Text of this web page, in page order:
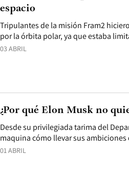
03 ABRIL
Tripulantes de la misión Fram2
por la órbita polar, ya que estaba
espacio
01 ABRIL
Desde su privilegiada tarima del
maquina cómo llevar sus ambiciones
¿Por qué Elon Musk no